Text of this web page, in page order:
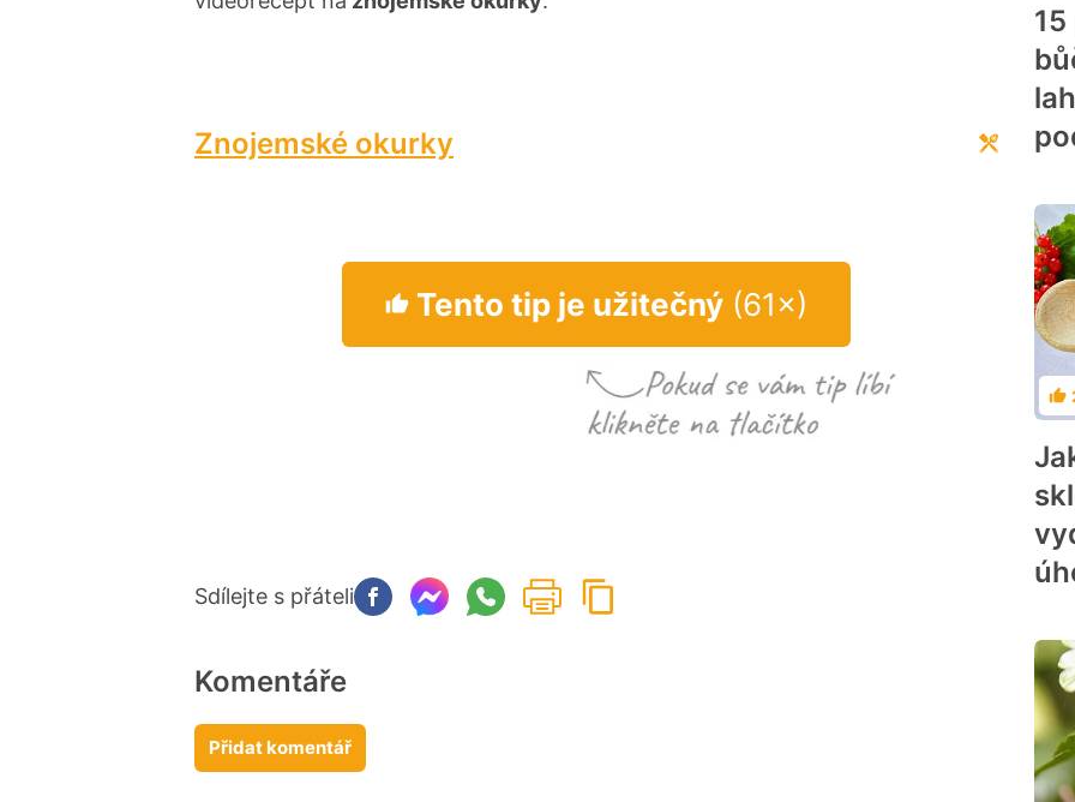
í
Znojemské okurky
Tento tip je užitečný (61×)
Sdílejte s přáteli
Komentáře
Přidat komentář